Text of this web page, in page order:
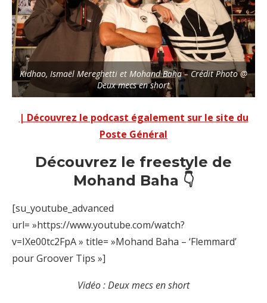
Kidhao, Ismaël Mereghetti et Mohand Baha – Crédit Photo @
Deux mecs en short
| Découvrez le podcast également sur le site du
Poste Général
Découvrez le freestyle de
Mohand Baha 👇
[su_youtube_advanced
url= »https://www.youtube.com/watch?
v=IXe00tc2FpA » title= »Mohand Baha – ‘Flemmard’
pour Groover Tips »]
Vidéo : Deux mecs en short